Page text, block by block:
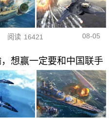
阅读 16421 08-05
想赢一定要和中国联手